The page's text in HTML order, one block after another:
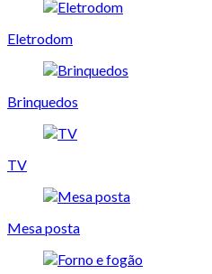
Eletrodom
Brinquedos
TV
Mesa posta